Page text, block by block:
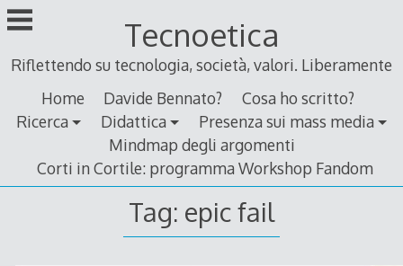
Skip
to
Tecnoetica
Riflettendo su tecnologia, società, valori. Liberamente
Home
Davide Bennato?
Cosa ho scritto?
Ricerca
Didattica
Presenza sui mass media
Mindmap degli argomenti
Corti in Cortile: programma Workshop Fandom
Tag: epic fail